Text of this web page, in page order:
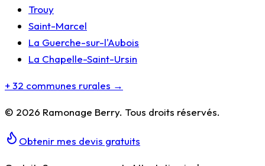
Trouy
Saint-Marcel
La Guerche-sur-l'Aubois
La Chapelle-Saint-Ursin
+ 32 communes rurales →
© 2026 Ramonage Berry. Tous droits réservés.
Obtenir mes devis gratuits